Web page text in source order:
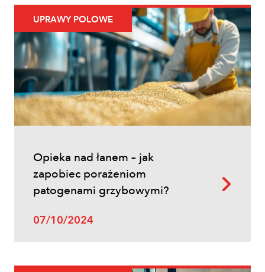
UPRAWY POLOWE
Opieka nad łanem – jak
zapobiec porażeniom
patogenami grzybowymi?
07/10/2024